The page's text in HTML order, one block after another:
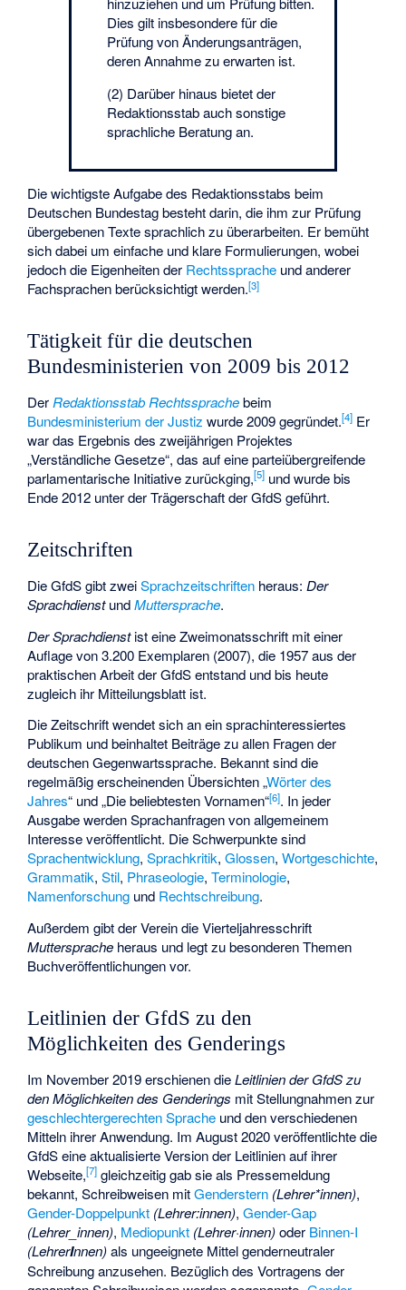
Dies gilt insbesondere für die
Prüfung von Änderungsanträgen,
deren Annahme zu erwarten ist.
(2) Darüber hinaus bietet der
Redaktionsstab auch sonstige
sprachliche Beratung an.
Die wichtigste Aufgabe des Redaktionsstabs beim
Deutschen Bundestag besteht darin, die ihm zur Prüfung
übergebenen Texte sprachlich zu überarbeiten. Er bemüht
sich dabei um einfache und klare Formulierungen, wobei
jedoch die Eigenheiten der Rechtssprache und anderer
Fachsprachen berücksichtigt werden.[3]
Tätigkeit für die deutschen
Bundesministerien von 2009 bis 2012
Der Redaktionsstab Rechtssprachebeim
Bundesministerium der Justiz wurde 2009 gegründet.[4] Er
war das Ergebnis des zweijährigen Projektes
„Verständliche Gesetze“, das auf eine parteiübergreifende
parlamentarische Initiative zurückging,[5] und wurde bis
Ende 2012 unter der Trägerschaft der GfdS geführt.
Zeitschriften
Die GfdS gibt zweiSprachzeitschriften heraus:Der
SprachdienstundMuttersprache.
Der Sprachdienstist eine Zweimonatsschrift mit einer
Auflage von 3.200 Exemplaren (2007), die 1957 aus der
praktischen Arbeit der GfdS entstand und bis heute
zugleich ihr Mitteilungsblatt ist.
Die Zeitschrift wendet sich an ein sprachinteressiertes
Publikum und beinhaltet Beiträge zu allen Fragen der
deutschen Gegenwartssprache. Bekannt sind die
regelmäßig erscheinenden Übersichten „Wörter des
Jahres“ und „Die beliebtesten Vornamen“[6]. In jeder
Ausgabe werden Sprachanfragen von allgemeinem
Interesse veröffentlicht. Die Schwerpunkte sind
Sprachentwicklung,Sprachkritik,Glossen,Wortgeschichte,
Grammatik,Stil, Phraseologie,Terminologie,
Namenforschung und Rechtschreibung.
Außerdem gibt der Verein die Vierteljahresschrift
Muttersprache heraus und legt zu besonderen Themen
Buchveröffentlichungen vor.
Leitlinien der GfdS zu den
Möglichkeiten des Genderings
Im November 2019 erschienen dieLeitlinien der GfdS zu
den Möglichkeiten des Genderings mit Stellungnahmen zur
geschlechtergerechten Sprache und den verschiedenen
Mitteln ihrer Anwendung. Im August 2020 veröffentlichte die
GfdS eine aktualisierte Version der Leitlinien auf ihrer
Webseite,[7] gleichzeitig gab sie als Pressemeldung
bekannt, Schreibweisen mitGenderstern (Lehrer*innen),
Gender-Doppelpunkt (Lehrer:innen),Gender-Gap
(Lehrer_innen), Mediopunkt (Lehrer·innen)oder Binnen-I
(LehrerInnen)als ungeeignete Mittel genderneutraler
Schreibung anzusehen. Bezüglich des Vortragens der